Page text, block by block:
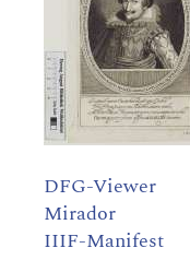
DFG-Viewer
Mirador
IIIF-Manifest